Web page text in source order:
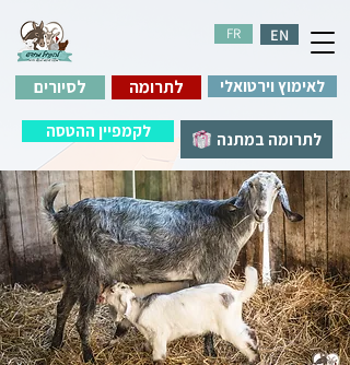
EN
FR
לתרומה לאימוץ וירטואלי
לתרומה במתנה
לסיורים
לקמפיין ההטסה